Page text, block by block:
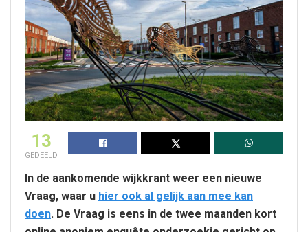
13
GEDEELD
In de aankomende wijkkrant weer een nieuwe
Vraag, waar u hier ook al gelijk aan mee kan
doen. De Vraag is eens in de twee maanden kort